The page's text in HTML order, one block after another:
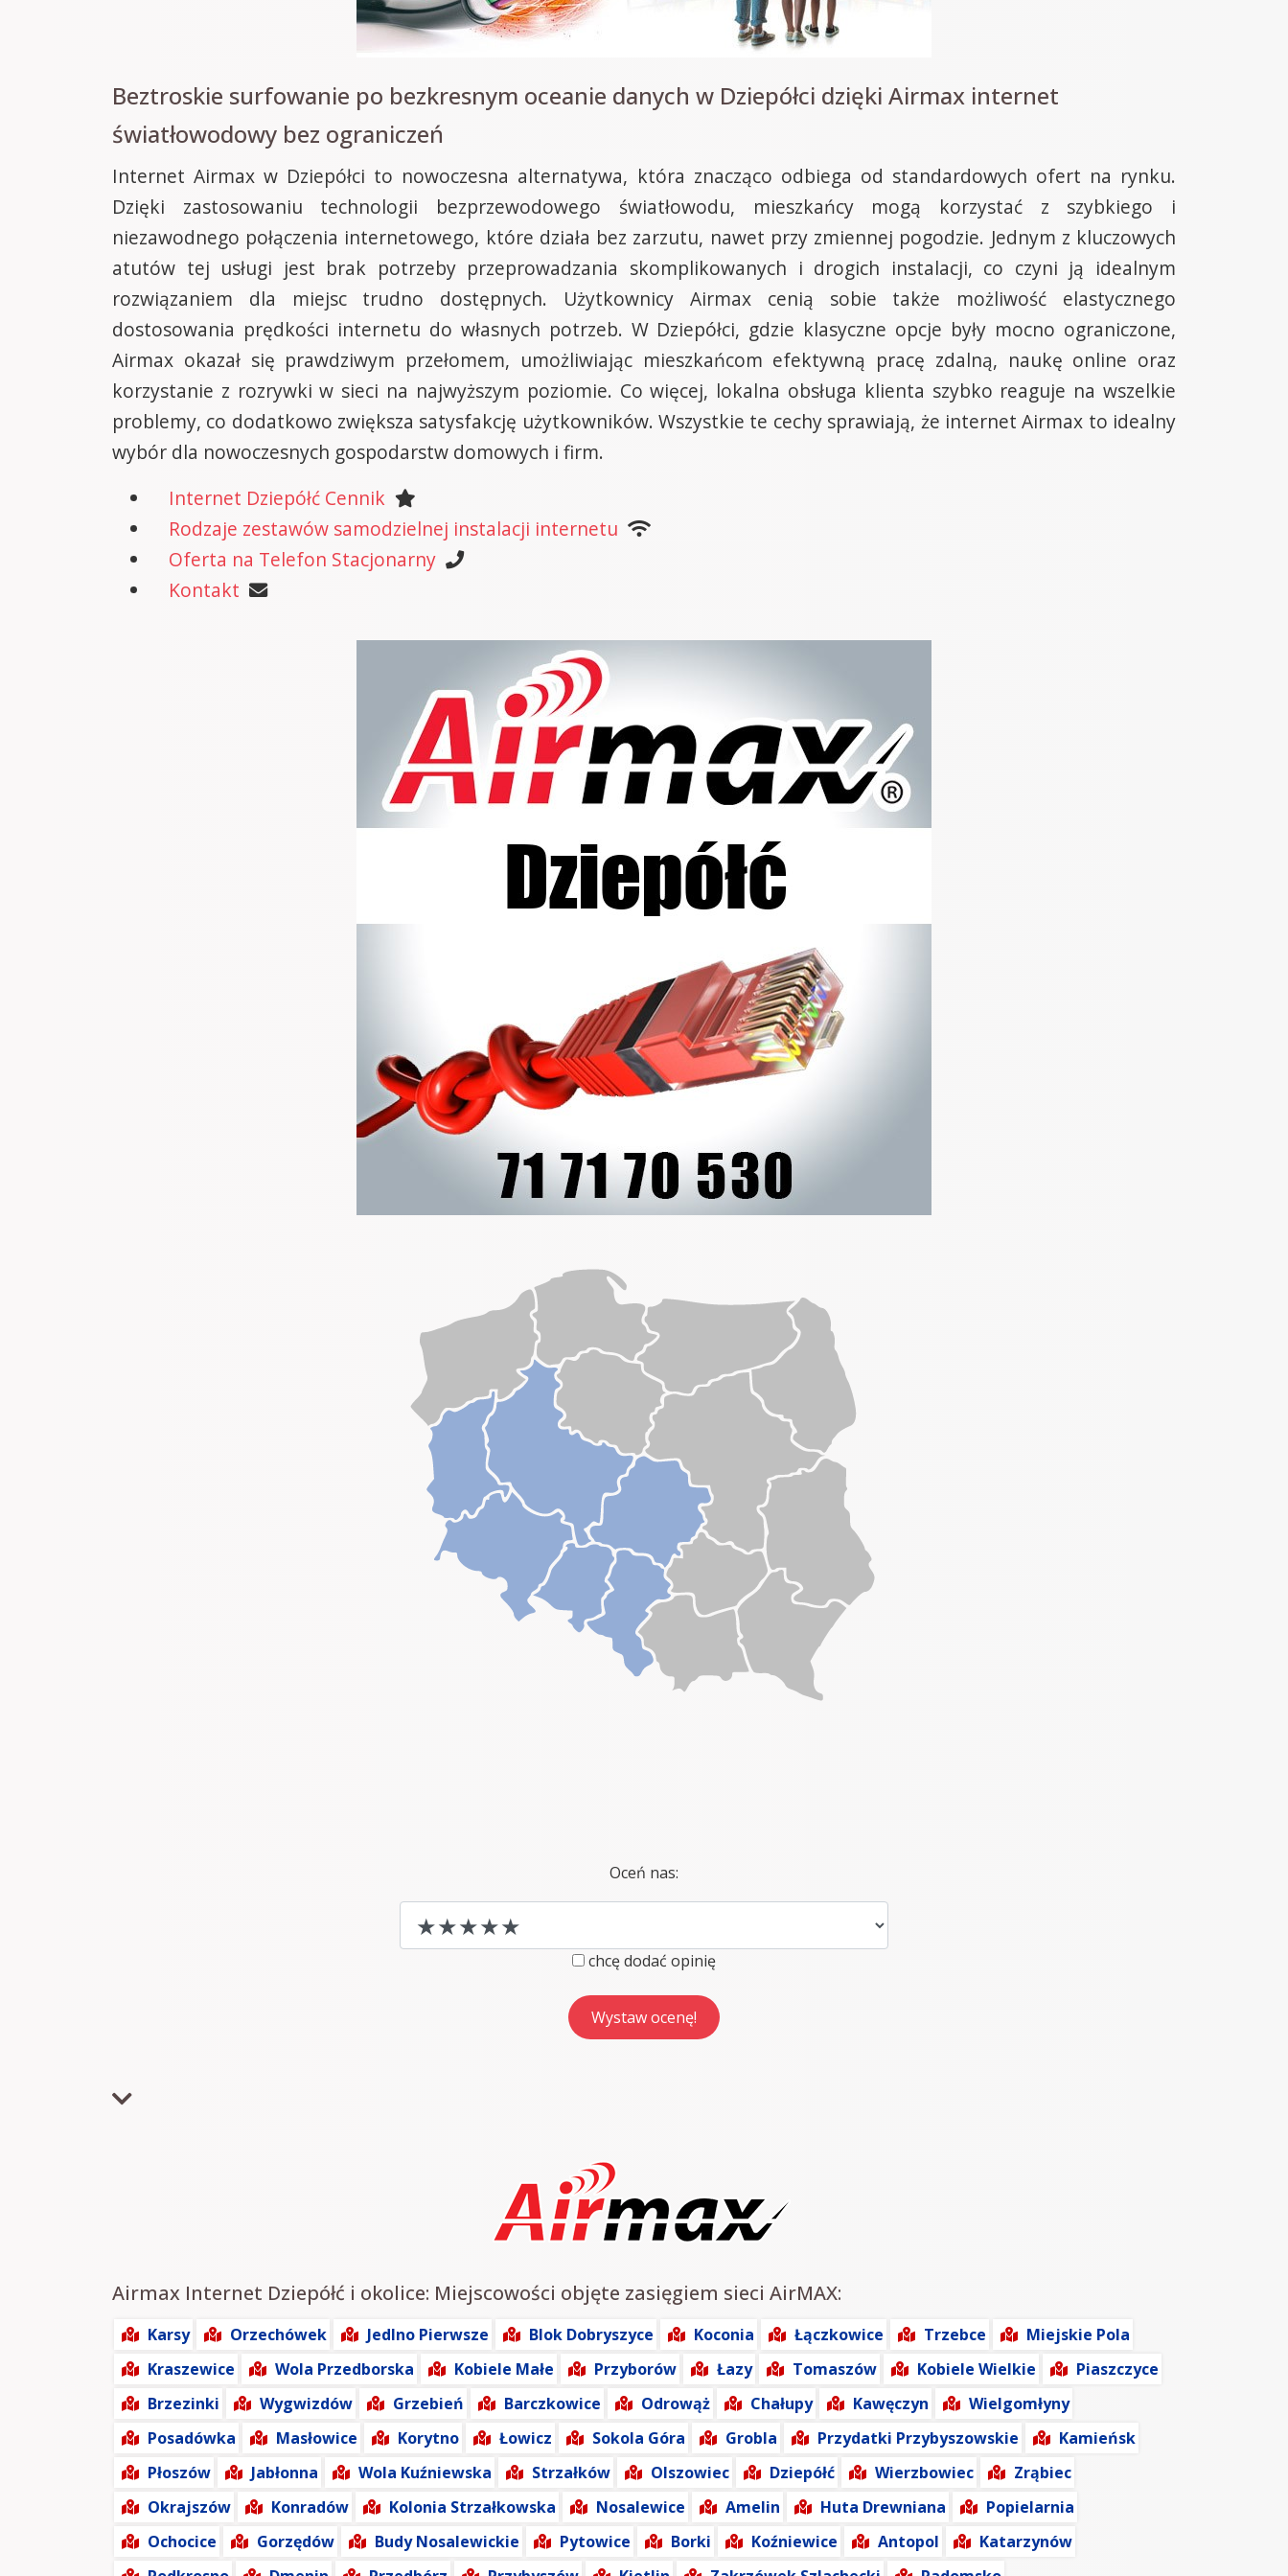
Beztroskie surfowanie po bezkresnym oceanie danych w Dziepółci dzięki Airmax internet
światłowodowy bez ograniczeń
Internet Airmax w Dziepółci to nowoczesna alternatywa, która znacząco odbiega od standardowych ofert na rynku.
Dzięki zastosowaniu technologii bezprzewodowego światłowodu, mieszkańcy mogą korzystać z szybkiego i
niezawodnego połączenia internetowego, które działa bez zarzutu, nawet przy zmiennej pogodzie. Jednym z kluczowych
atutów tej usługi jest brak potrzeby przeprowadzania skomplikowanych i drogich instalacji, co czyni ją idealnym
rozwiązaniem dla miejsc trudno dostępnych. Użytkownicy Airmax cenią sobie także możliwość elastycznego
dostosowania prędkości internetu do własnych potrzeb. W Dziepółci, gdzie klasyczne opcje były mocno ograniczone,
Airmax okazał się prawdziwym przełomem, umożliwiając mieszkańcom efektywną pracę zdalną, naukę online oraz
korzystanie z rozrywki w sieci na najwyższym poziomie. Co więcej, lokalna obsługa klienta szybko reaguje na wszelkie
problemy, co dodatkowo zwiększa satysfakcję użytkowników. Wszystkie te cechy sprawiają, że internet Airmax to idealny
wybór dla nowoczesnych gospodarstw domowych i firm.
Internet Dziepółć Cennik
Rodzaje zestawów samodzielnej instalacji internetu
Oferta na Telefon Stacjonarny
Kontakt
Oceń nas:
chcę dodać opinię
Airmax Internet Dziepółć i okolice: Miejscowości objęte zasięgiem sieci AirMAX:
Karsy Orzechówek Jedlno Pierwsze Blok Dobryszyce Koconia Łączkowice Trzebce
Miejskie Pola
Kraszewice
Wola Przedborska Kobiele Małe Przyborów Łazy Tomaszów Kobiele Wielkie
Piaszczyce
Brzezinki
Wygwizdów Grzebień Barczkowice Odrowąż Chałupy Kawęczyn
Wielgomłyny
Posadówka
Masłowice Korytno Łowicz Sokola Góra Grobla Przydatki Przybyszowskie
Kamieńsk
Płoszów
Jabłonna Wola Kuźniewska Strzałków Olszowiec Dziepółć Wierzbowiec
Zrąbiec
Okrajszów
Konradów Kolonia Strzałkowska Nosalewice Amelin Huta Drewniana
Popielarnia
Ochocice
Gorzędów Budy Nosalewickie Pytowice Borki Koźniewice Antopol
Katarzynów